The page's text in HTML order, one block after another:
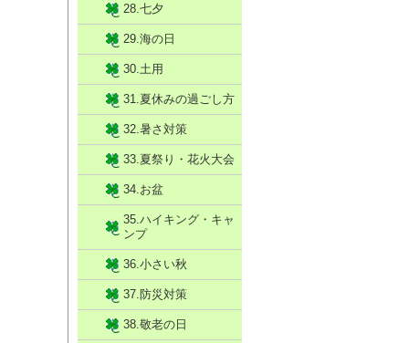
28.七夕
29.海の日
30.土用
31.夏休みの過ごし方
32.暑さ対策
33.夏祭り・花火大会
34.お盆
35.ハイキング・キャ
ンプ
36.小さい秋
37.防災対策
38.敬老の日